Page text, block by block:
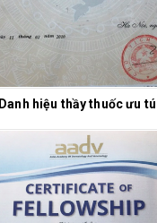
Danh hiệu thầy thuốc ưu tú